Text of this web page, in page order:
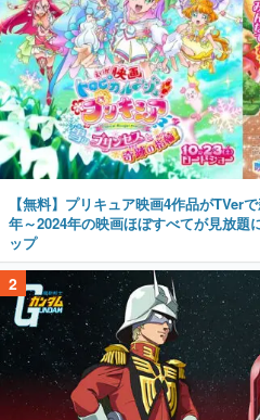
【無料】プリキュア映画4作品がTVer
年～2024年の映画ほぼすべてが見放題
ップ
2